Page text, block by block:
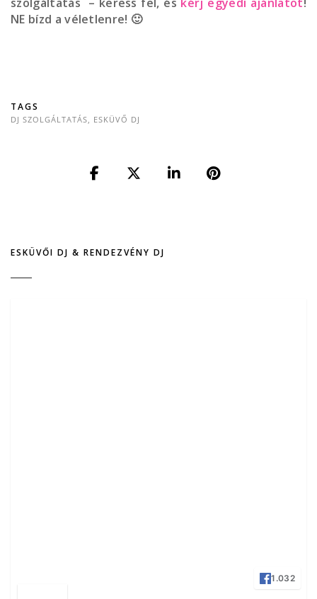
NE bízd a véletlenre! 🙂
TAGS
DJ SZOLGÁLTATÁS ESKÜVŐ DJ
ESKÜVŐI DJ & RENDEZVÉNY DJ
1.032